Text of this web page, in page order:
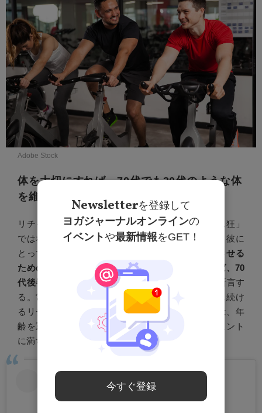
Adobe Stock
体を大切にすれば、70代でも30代のような体
を維持できる
リチャード・ブランソンは、自身を「フィットネス狂」
ではなく、「人生を楽しむ人間」だと考えている。彼に
とって、運動も食事管理も、すべては
人生を充実させる
ための手段
に過ぎない。「自分の体を大切にすれば、70
代後半でも30代のような体を維持できる」
と彼は断言す
る。常に新しい挑戦を楽しみながら、健康を維持し続け
るリチャード・ブランソン。そのライフスタイルは、年
齢を重ねてもなおエネルギッシュに生きるためのヒント
に満ちている。
Newsletterを登録して
ヨガジャーナルオンラインの
イベントや最新情報をGET！
今すぐ登録